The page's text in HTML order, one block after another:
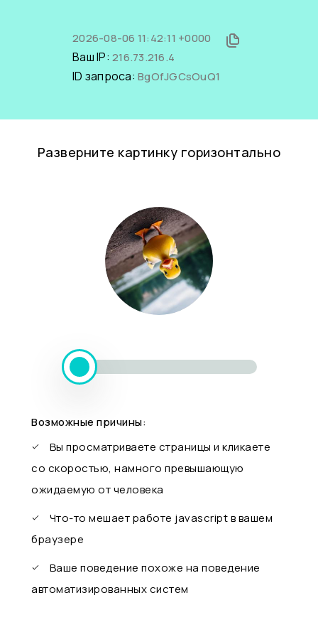
2026-08-06 11:42:11 +0000
Ваш IP: 216.73.216.4
ID запроса: BgOfJGCsOuQ1
Разверните картинку горизонтально
Возможные причины:
Вы просматриваете страницы и кликаете
со скоростью, намного превышающую
ожидаемую от человека
Что-то мешает работе javascript в вашем
браузере
Ваше поведение похоже на поведение
автоматизированных систем